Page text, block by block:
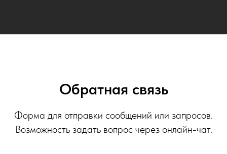
Обратная связь
Форма для отправки сообщений или запросов.
Возможность задать вопрос через онлайн-чат.